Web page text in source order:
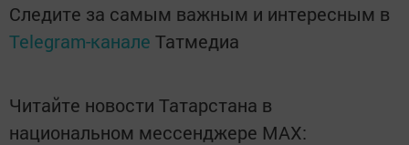
Следите за самым важным и интересным в
Telegram-канале Татмедиа
Читайте новости Татарстана в
национальном мессенджере MАХ: